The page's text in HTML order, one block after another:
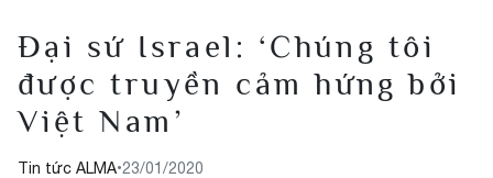
Đại sứ Israel: ‘Chúng tôi
được truyền cảm hứng bởi
Việt Nam’
Tin tức ALMA•23/01/2020